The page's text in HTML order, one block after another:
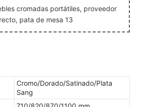
Cromo/Dorado/Satinado/Plata
Sang